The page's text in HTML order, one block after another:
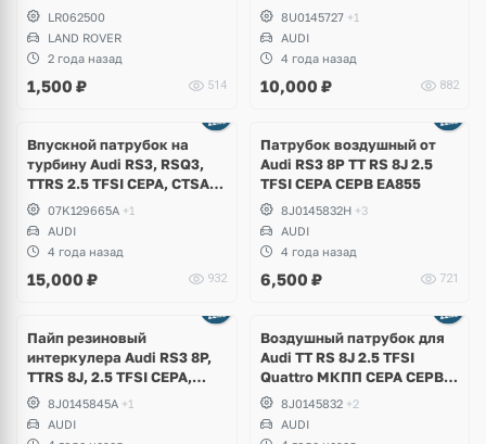
LR062500
LAND ROVER
2 года назад
1,500 ₽ 514
8U0145727 +1
AUDI
4 года назад
10,000 ₽ 882
Впускной патрубок на
турбину Audi RS3, RSQ3,
TTRS 2.5 TFSI CEPA, CTSA,
CZGA, CZGB
07K129665A +1
AUDI
4 года назад
15,000 ₽ 932
Патрубок воздушный от
Аudi RS3 8P TT RS 8J 2.5
TFSI CEPA CEPB EA855
8J0145832H +3
AUDI
4 года назад
6,500 ₽ 721
Пайп резиновый
интеркулера Audi RS3 8P,
TTRS 8J, 2.5 TFSI CEPA,
CEPB8J0145845A +1
AUDI
Воздушный патрубок для
Audi TT RS 8J 2.5 TFSI
Quattro МКПП СEPA CEPB
EA8558J0145832 +2
AUDI